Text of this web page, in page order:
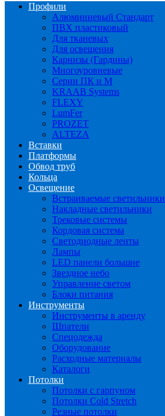
Профили
Алюминиевый Стандарт
ПВХ пластиковый
Для тканевых
Для освещения
Карнизы (Гардины)
Многоуровневые
Серии ПК и М
KRAAB Systems
FLEXY
LumFer
PROZET
ALTEZA
Вставки
Платформы
Обвод труб
Кольца
Освещение
Встраиваемые светильники
Накладные светильники
Трековые системы
Кордовая система
Светодиодные ленты
Лампы
LED панели большие
Звездное небо
Управление светом
Блоки питания
Инструменты
Инструменты в аренду
Шпатели
Спецодежда
Оборудование
Расходные материалы
Каталоги
Потолки
Потолки с гарпуном
Потолки Cold Stretch
Резные потолки